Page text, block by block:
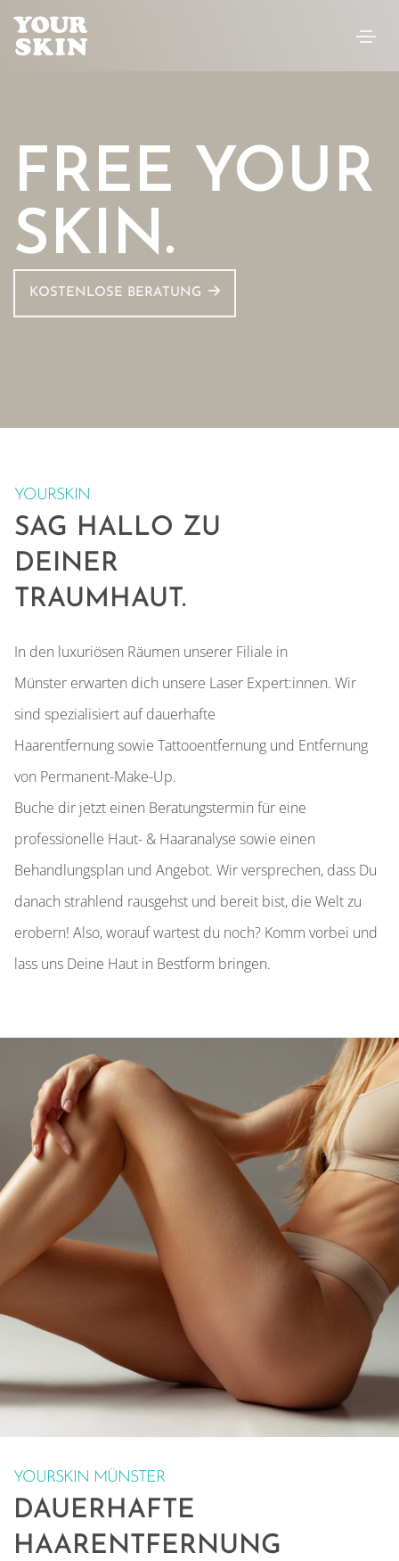
FREE YOUR
SKIN.
KOSTENLOSE BERATUNG
YOURSKIN
SAG HALLO ZU
DEINER
TRAUMHAUT.
In den luxuriösen Räumen unserer Filiale in
Münster erwarten dich unsere Laser Expert:innen. Wir
sind spezialisiert aufdauerhafte
Haarentfernungsowie Tattooentfernung und Entfernung
von Permanent-Make-Up.
Buche dir jetzt einen Beratungstermin für eine
professionelle Haut- & Haaranalyse sowie einen
Behandlungsplan und Angebot. Wir versprechen, dass Du
danach strahlend rausgehst und bereit bist, die Welt zu
erobern! Also, worauf wartest du noch? Komm vorbei und
lass uns Deine Haut in Bestform bringen.
YOURSKIN MÜNSTER
DAUERHAFTE
HAARENTFERNUNG